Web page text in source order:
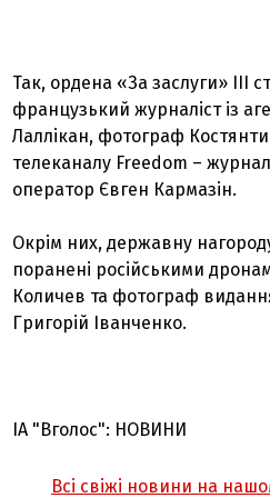
Так, ордена «За заслуги» III
французький журналіст із
Лаллікан, фотограф
телеканалу Freedom –
оператор Євген Кармазін.
Окрім них, державну
поранені російськими
Количев та фотограф
Григорій Іванченко.
ІА "Вголос": НОВИНИ
Всі свіжі новини на